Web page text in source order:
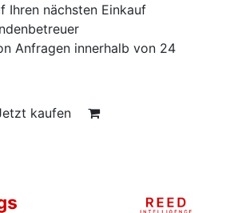
Ihren nächsten Einkauf
Anfragen innerhalb von 24
kaufen